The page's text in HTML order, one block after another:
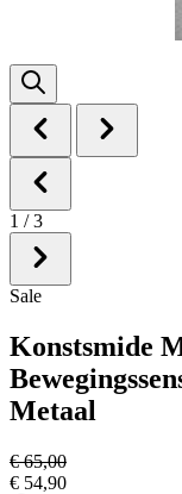
1 / 3
Sale
Konstsmide
Metaal
€ 65,00
€ 54,90